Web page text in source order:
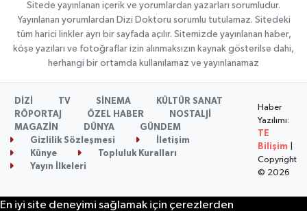
Sitede yayınlanan içerik ve yorumlardan yazarları sorumludur.
Yayınlanan yorumlardan Dizi Doktoru sorumlu tutulamaz. Sitedeki
tüm harici linkler ayrı bir sayfada açılır. Sitemizde yayınlanan haber,
köşe yazıları ve fotoğraflar izin alınmaksızın kaynak gösterilse dahi,
herhangi bir ortamda kullanılamaz ve yayınlanamaz
DİZİ TV SİNEMA
KÜLTÜR SANAT
RÖPORTAJ
ÖZEL HABER
NOSTALJİ
MAGAZİN
DÜNYA
GÜNDEM
Gizlilik Sözleşmesi
İletişim
Künye
Topluluk Kuralları
Yayın İlkeleri
Haber
Yazılımı:
TE
Bilişim
Copyright
© 2026
En iyi site deneyimi sağlamak için çerezlerden